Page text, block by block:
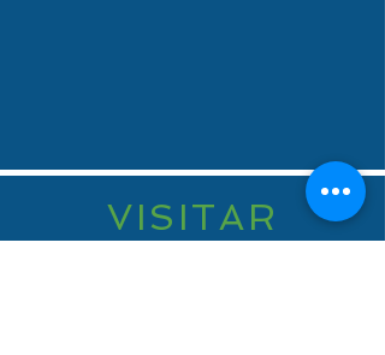
VISITAR
A NOSOTROS